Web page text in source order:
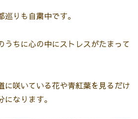
りも自粛中です。
うちに心の中にストレスがたまって
に咲いている花や青紅葉を見るだけ
なります。